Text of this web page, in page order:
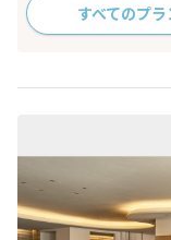
すべてのプ